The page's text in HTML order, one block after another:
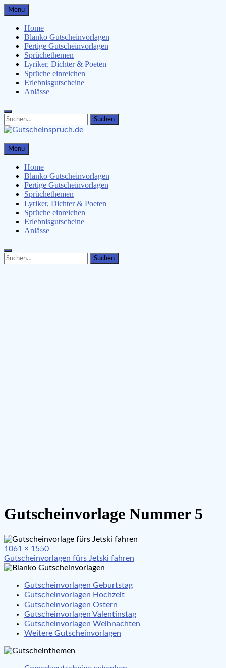
Skip
to
content
Menu
Home
Blanko Gutscheinvorlagen
Fertige Gutscheinvorlagen
Sprüchethemen
Lyriker, Dichter & Poeten
Sprüche einreichen
Erlebnisgutscheine
Anlässe
Search
for:
Search
Gutscheinspruch.de
Gutscheinsprüche & Gutscheinvorlagen finden
Menu
Home
Blanko Gutscheinvorlagen
Fertige Gutscheinvorlagen
Sprüchethemen
Lyriker, Dichter & Poeten
Sprüche einreichen
Erlebnisgutscheine
Anlässe
Search
for:
Search
Gutscheinvorlage Nummer 5
Full
size
1061 × 1550
Beitragsnavigation
Gutscheinvorlagen fürs Jetski fahren
Gutscheinvorlagen Geburtstag
Gutscheinvorlagen Hochzeit
Gutscheinvorlagen Ostern
Gutscheinvorlagen Valentinstag
Gutscheinvorlagen Weihnachten
Weitere Gutscheinvorlagen